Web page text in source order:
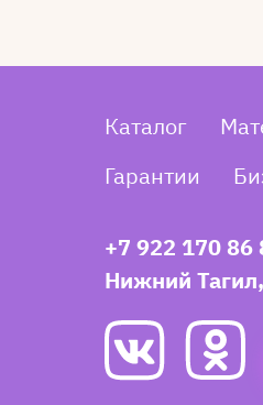
Каталог
Гарантии
+7 922 170 86
Нижний